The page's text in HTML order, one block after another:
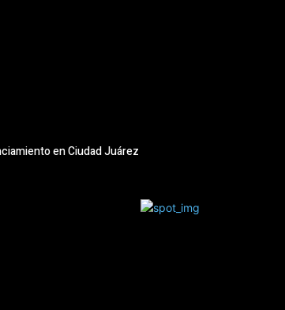
en Ciudad Juárez